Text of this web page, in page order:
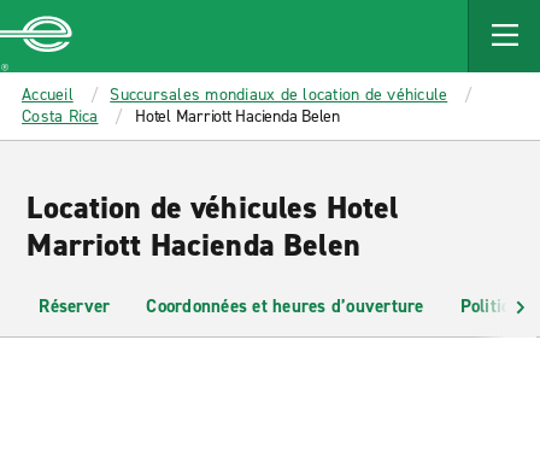
MAIN
CONTENT
Enterprise
Accueil
Succursales mondiaux de location de véhicule
Costa Rica
Hotel Marriott Hacienda Belen
Location de véhicules Hotel
Marriott Hacienda Belen
Réserver Coordonnées et heures d’ouverture Politiques